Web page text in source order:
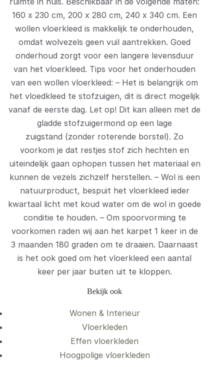
160 x 230 cm, 200 x 280 cm, 240 x 340 cm. Een
wollen vloerkleed is makkelijk te onderhouden,
omdat wolvezels geen vuil aantrekken. Goed
onderhoud zorgt voor een langere levensduur
van het vloerkleed. Tips voor het onderhouden
van een wollen vloerkleed: – Het is belangrijk om
het vloedkleed te stofzuigen, dit is direct mogelijk
vanaf de eerste dag. Let op! Dit kan alleen met de
gladde stofzuigermond op een lage
zuigstand (zonder roterende borstel). Zo
voorkom je dat restjes stof zich hechten en
uiteindelijk gaan ophopen tussen het materiaal en
kunnen de vezels zichzelf herstellen. – Wol is een
natuurproduct, bespuit het vloerkleed ieder
kwartaal licht met koud water om de wol in goede
conditie te houden. – Om spoorvorming te
voorkomen raden wij aan het karpet 1 keer in de
3 maanden 180 graden om te draaien. Daarnaast
is het ook goed om het vloerkleed een aantal
keer per jaar buiten uit te kloppen.
Bekijk ook
Wonen & Interieur
Vloerkleden
Effen vloerkleden
Hoogpolige vloerkleden